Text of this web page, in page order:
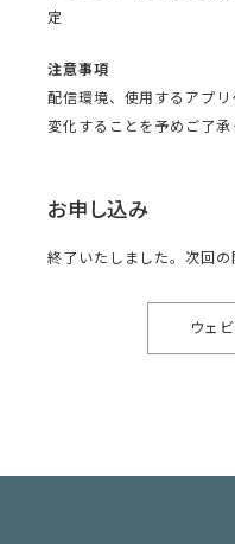
定
注意事項
配信環境、使用するアプ
変化することを予めご了承
お申し込み
終了いたしました。次回の
ウェ